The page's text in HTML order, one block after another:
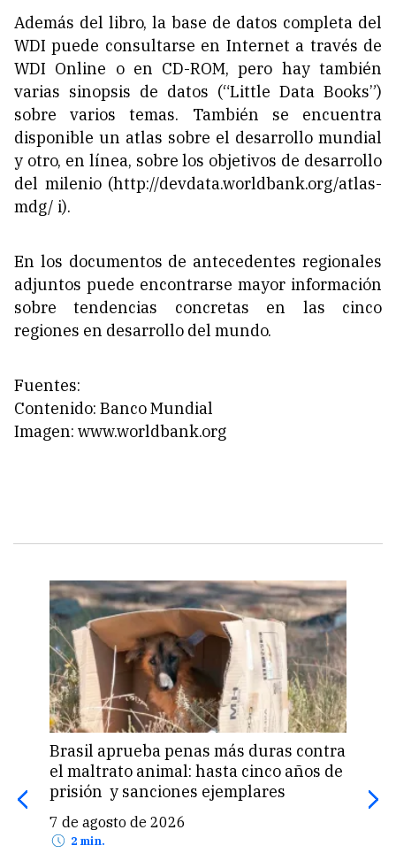
Además del libro, la base de datos completa del
WDI puede consultarse en Internet a través de
WDI Online o en CD-ROM, pero hay también
varias sinopsis de datos (“Little Data Books”)
sobre varios temas. También se encuentra
disponible un atlas sobre el desarrollo mundial
y otro, en línea, sobre los objetivos de desarrollo
del milenio (http://devdata.worldbank.org/atlas-
mdg/ i).
En los documentos de antecedentes regionales
adjuntos puede encontrarse mayor información
sobre tendencias concretas en las cinco
regiones en desarrollo del mundo.
Fuentes:
Contenido: Banco Mundial
Imagen: www.worldbank.org
Brasil aprueba penas más duras contra
el maltrato animal: hasta cinco años de
prisión y sanciones ejemplares
7 de agosto de 2026
2 min.